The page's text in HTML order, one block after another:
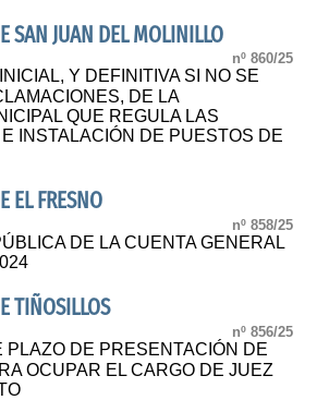
SAN JUAN DEL MOLINILLO
nº 860/25
Y DEFINITIVA SI NO SE
DE LA
QUE REGULA LAS
INSTALACIÓN DE PUESTOS DE
EL FRESNO
nº 858/25
DE LA CUENTA GENERAL
TIÑOSILLOS
nº 856/25
PLAZO DE PRESENTACIÓN DE
OCUPAR EL CARGO DE JUEZ